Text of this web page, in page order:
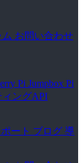
ム お問い合わせ
Pi Jumpbox Pi
ィングAPI
ート ブログ 導